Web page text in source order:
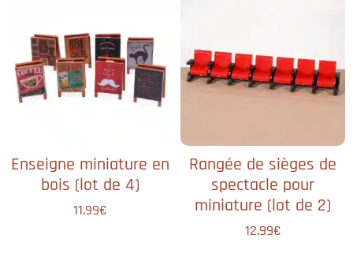
Enseigne miniature en
bois (lot de 4)
11.99€
Rangée de sièges de
spectacle pour
miniature (lot de 2)
12.99€